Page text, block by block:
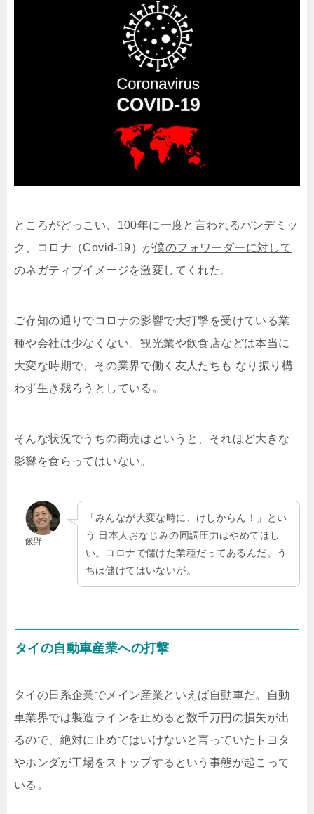
ところがどっこい、100年に一度と言われるパンデミッ
ク、コロナ（Covid-19）が僕のフォワーダーに対して
のネガティブイメージを激変してくれた 。
ご存知の通りでコロナの影響で大打撃を受けている業
種や会社は少なくない。観光業や飲食店などは本当に
大変な時期で、その業界で働く友人たちも なり振り構
わず生き残ろうとしている。
そんな状況でうちの商売はというと、それほど大きな
影響を食らってはいない。
飯野
「みんなが大変な時に、けしからん！」とい
う 日本人おなじみの同調圧力はやめてほし
い。コロナで儲けた業種だってあるんだ。う
ちは儲けてはいないが。
タイの自動車産業への打撃
タイの日系企業でメイン産業といえば自動車だ。自動
車業界では製造ラインを止めると数千万円の損失が出
るので、絶対に止めてはいけないと言っていたトヨタ
やホンダが工場をストップするという事態が起こって
いる。